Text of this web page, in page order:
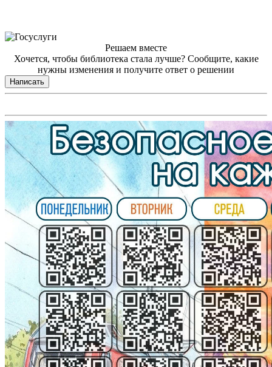
Решаем вместе
Хочется, чтобы библиотека стала лучше? Сообщите, какие
нужны изменения и получите ответ о решении
Написать